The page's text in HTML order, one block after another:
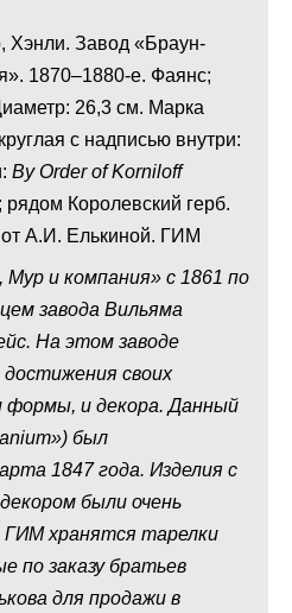
Завод «Браун-
1870–1880-е. Фаянс;
26,3 см. Марка
с надписью внутри:
By Order of Korniloff
; рядом Королевский герб.
от А.И. Елькиной. ГИМ
и компания» с 1861 по
завода Вильяма
На этом заводе
достижения своих
формы, и декора. Данный
был
1847 года. Изделия с
были очень
ГИМ хранятся тарелки
по заказу братьев
для продажи в